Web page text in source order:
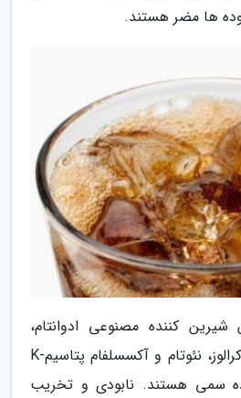
ها مضر هستند.
کننده مصنوعی ادوانتام،
ساخارین، آسپارتام، سوکرالوز، نئوتام و آکسسلفام پتاسیم-K
سمی هستند. نابودی و تخریب